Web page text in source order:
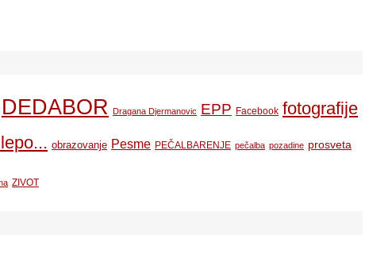
DEDABOR Dragana Djermanovic EPP Facebook fotografije
obrazovanje Pesme PEČALBARENJE pečalba pozadine prosveta
ZIVOT